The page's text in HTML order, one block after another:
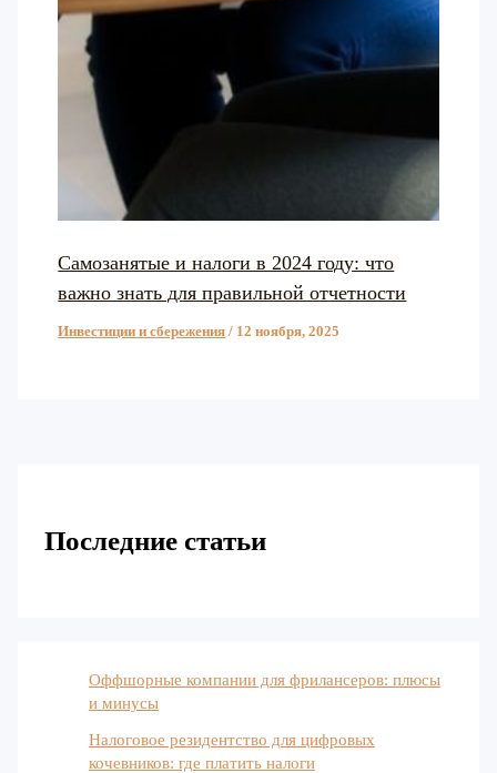
Самозанятые и налоги в 2024 году: что
важно знать для правильной отчетности
Инвестиции и сбережения / 12 ноября, 2025
Последние статьи
Оффшорные компании для фрилансеров: плюсы
и минусы
Налоговое резидентство для цифровых
кочевников: где платить налоги